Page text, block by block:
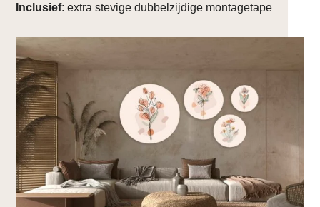
Inclusief: extra stevige dubbelzijdige montagetape